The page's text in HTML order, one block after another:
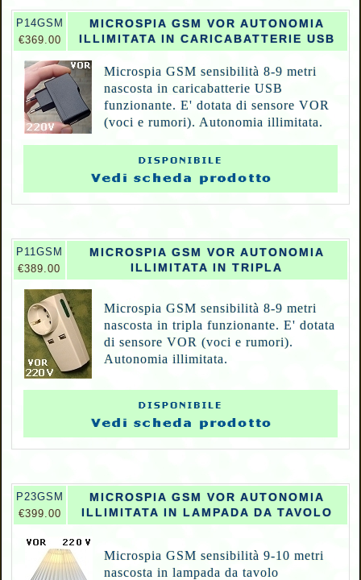
P 14GSM
€369.00
MICROSPIA GSM VOR AUTONOMIA
ILLIMITATA IN CARICABATTERIE USB
Microspia GSM sensibilità 8-9 metri
nascosta in caricabatterie USB
funzionante. E' dotata di sensore VOR
(voci e rumori). Autonomia illimitata.
P 11GSM
€389.00
MICROSPIA GSM VOR AUTONOMIA
ILLIMITATA IN TRIPLA
Microspia GSM sensibilità 8-9 metri
nascosta in tripla funzionante. E' dotata
di sensore VOR (voci e rumori).
Autonomia illimitata.
P23GSM
€399.00
MICROSPIA GSM VOR AUTONOMIA
ILLIMITATA IN LAMPADA DA TAVOLO
Microspia GSM sensibilità 9-10 metri
nascosta in lampada da tavolo